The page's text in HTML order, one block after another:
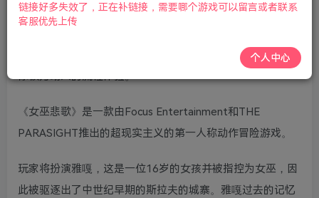
《女巫悲歌》是一款描绘了斯拉夫本土传说的冒险游戏，细
源。如果你非常了解女巫系传说，《女巫悲歌》一定会带给
你极为动人的流程体验。
《女巫悲歌》是一款由Focus Entertainment和THE
PARASIGHT推出的超现实主义的第一人称动作冒险游戏。
玩家将扮演雅嘎，这是一位16岁的女孩并被指控为女巫，因
此被驱逐出了中世纪早期的斯拉夫的城寨。雅嘎过去的记忆
链接好多失效了，正在补链接，需要哪个游戏可以留言或者联系
客服优先上传
个人中心